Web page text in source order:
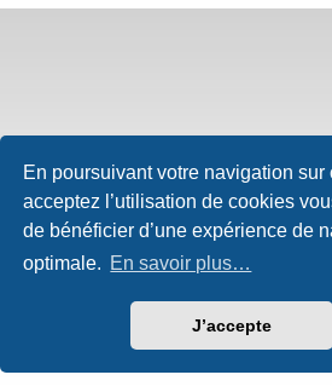
En poursuivant votre navigation sur
acceptez l’utilisation de cookies
de bénéficier d’une expérience de
optimale. En savoir plus…
J’accepte